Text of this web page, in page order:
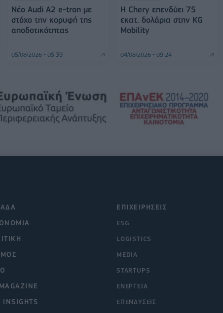
Νέο Audi A2 e-tron με
στόχο την κορυφή της
αποδοτικότητας
05/08/2026 - 05:39
Η Chery επενδύει 75
εκατ. δολάρια στην KG
Mobility
04/08/2026 - 09:24
ΕΠΙΧΕΙΡΗΣΕΙΣ
ESG
LOGISTICS
MEDIA
STARTUPS
ΕΝΕΡΓΕΙΑ
ΕΠΕΝΔΥΣΕΙΣ
INSIGHTS